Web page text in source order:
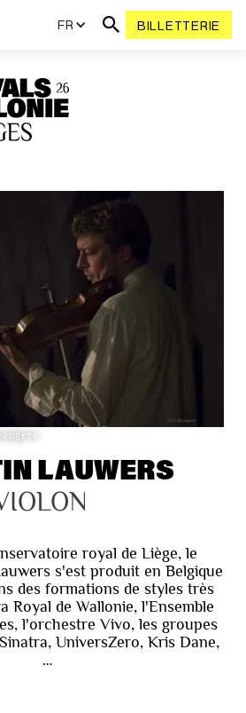
FR BILLETTERIE
LAUWERS
royal de Liège, le
s'est produit en Belgique
des formations de styles très
Royal de Wallonie, l'Ensemble
l'orchestre Vivo, les groupes
UniversZero, Kris Dane,
…